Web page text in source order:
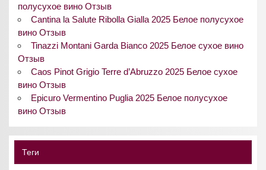
полусухое вино Отзыв
Cantina la Salute Ribolla Gialla 2025 Белое полусухое
вино Отзыв
Tinazzi Montani Garda Bianco 2025 Белое сухое вино
Отзыв
Caos Pinot Grigio Terre d’Abruzzo 2025 Белое сухое
вино Отзыв
Epicuro Vermentino Puglia 2025 Белое полусухое
вино Отзыв
Теги